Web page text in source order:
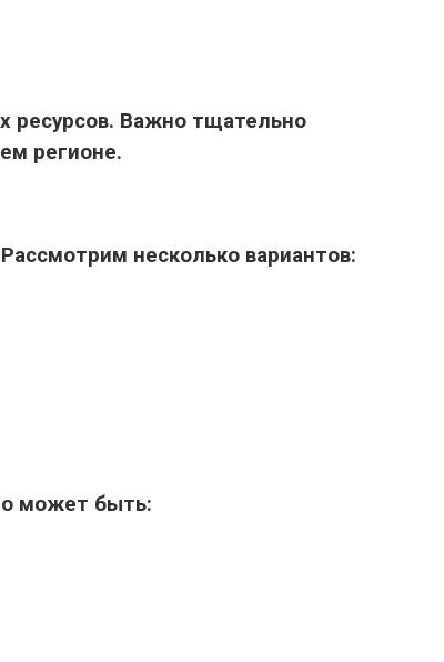
ресурсов. Важно тщательно
регионе.
несколько вариантов:
может быть: